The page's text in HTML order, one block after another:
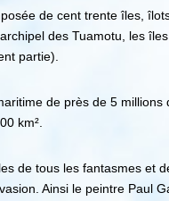
de cent trente îles,
des Tuamotu, les
partie).
de près de 5
km².
de tous les fantasmes et
Ainsi le peintre Paul